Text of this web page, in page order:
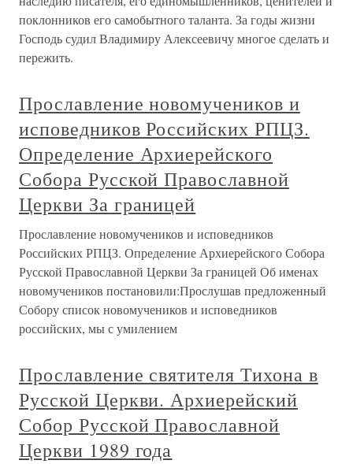
поклонников его самобытного таланта. За годы жизни
Господь судил Владимиру Алексеевичу многое сделать и
пережить.
Прославление новомучеников и
исповедников Российских РПЦЗ.
Определение Архиерейского
Собора Русской Православной
Церкви За границей
Прославление новомучеников и исповедников
Российских РПЦЗ. Определение Архиерейского Собора
Русской Православной Церкви За границей Об именах
новомучеников постановили:Прослушав предложенный
Собору список новомучеников и исповедников
российских, мы с умилением
Прославление святителя Тихона в
Русской Церкви. Архиерейский
Собор Русской Православной
Церкви 1989 года